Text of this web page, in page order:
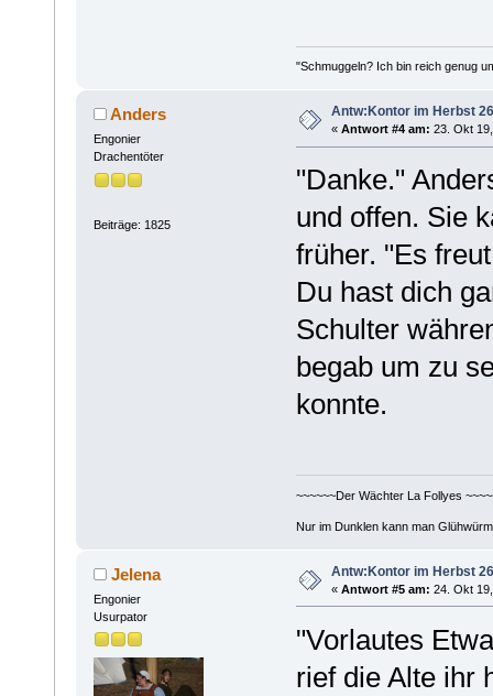
"Schmuggeln? Ich bin reich genug
Anders
Engonier
Drachentöter
Beiträge: 1825
Antw:Kontor im Herbst
« Antwort #4 am: 23. Okt
"Danke."
und offen. Sie
früher. "Es
Du hast dich
Schulter
begab um zu
konnte.
~~~~~~Der Wächter La Follyes
Nur im Dunklen kann man
Jelena
Engonier
Usurpator
Antw:Kontor im Herbst
« Antwort #5 am: 24. Okt
"Vorlautes
rief die Alte ihr